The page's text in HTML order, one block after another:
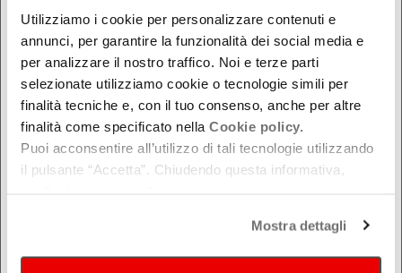
Utilizziamo i cookie per personalizzare contenuti e
annunci, per garantire la funzionalità dei social media e
per analizzare il nostro traffico. Noi e terze parti
selezionate utilizziamo cookie o tecnologie simili per
finalità tecniche e, con il tuo consenso, anche per altre
finalità come specificato nella Cookie policy.
Puoi acconsentire all’utilizzo di tali tecnologie utilizzando
il pulsante “Accetta”. Chiudendo questa informativa,
Mostra dettagli
COSA